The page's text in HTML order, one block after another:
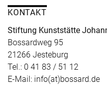
KONTAKT
Stiftung Kunststätte
Bossardweg 95
21266 Jesteburg
Tel.: 0 41 83 / 51 12
E-Mail: info(at)bossard.de